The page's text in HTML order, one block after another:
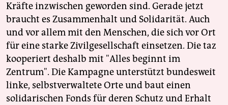
Kräfte inzwischen geworden sind. Gerade jetzt
braucht es Zusammenhalt und Solidarität. Auch
und vor allem mit den Menschen, die sich vor Ort
für eine starke Zivilgesellschaft einsetzen. Die taz
kooperiert deshalb mit "Alles beginnt im
Zentrum". Die Kampagne unterstützt bundesweit
linke, selbstverwaltete Orte und baut einen
solidarischen Fonds für deren Schutz und Erhalt